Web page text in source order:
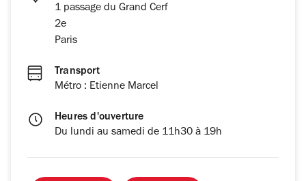
1 passage du Grand Cerf
2e
Paris
Transport
Métro : Etienne Marcel
Heures d'ouverture
Du lundi au samedi de 11h30 à 19h